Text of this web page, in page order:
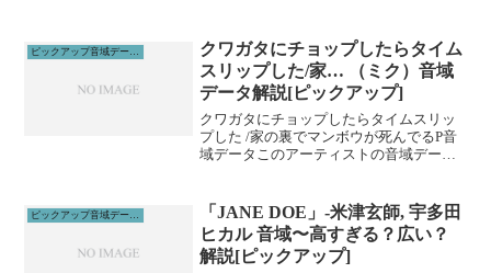
ルに通うこと...
クワガタにチョップしたらタイム
スリップした/家… （ミク）音域
データ解説[ピックアップ]
クワガタにチョップしたらタイムスリッ
プした /家の裏でマンボウが死んでるP音
域データこのアーティストの音域データ
いっち↓
ピックアップ音域データ解説
「JANE DOE」-米津玄師, 宇多田
ヒカル 音域〜高すぎる？広い？
解説[ピックアップ]